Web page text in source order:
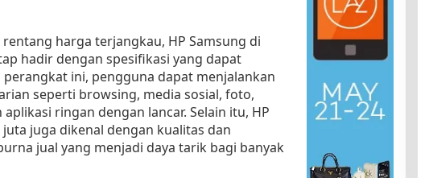
harga terjangkau, HP Samsung di
hadir dengan spesifikasi yang dapat
ini, pengguna dapat menjalankan
seperti browsing, media sosial, foto,
ringan dengan lancar. Selain itu, HP
juga dikenal dengan kualitas dan
jual yang menjadi daya tarik bagi banyak